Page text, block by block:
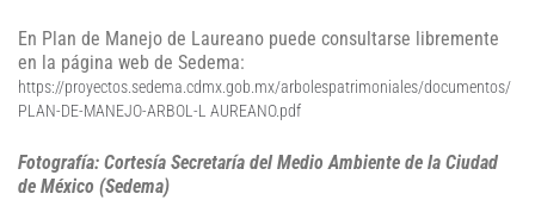
En Plan de Manejo de Laureano puede consultarse libremente
en la página web de Sedema:
https://proyectos.sedema.cdmx.gob.mx/arbolespatrimoniales/documentos/
PLAN-DE-MANEJO-ARBOL-L AUREANO.pdf
Fotografía: Cortesía Secretaría del Medio Ambiente de la Ciudad
de México (Sedema)